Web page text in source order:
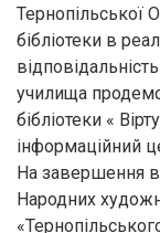
бібліотеки в
училища
бібліотеки «
інформаційний
На завершення
Народних